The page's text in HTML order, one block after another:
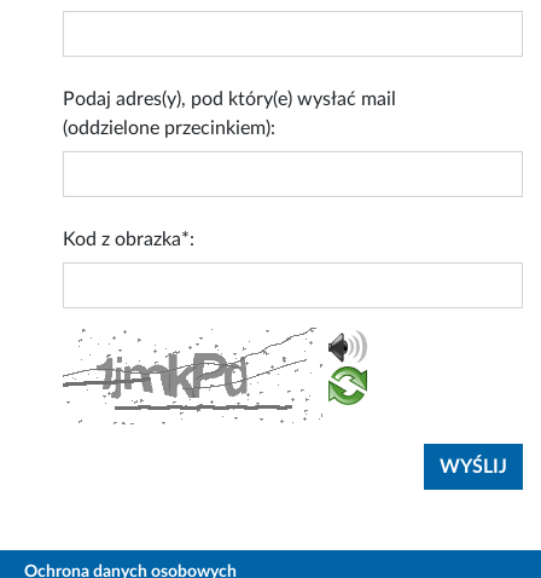
Podaj adres(y), pod który(e) wysłać mail
(oddzielone przecinkiem):
Kod z obrazka*:
Ochrona danych osobowych